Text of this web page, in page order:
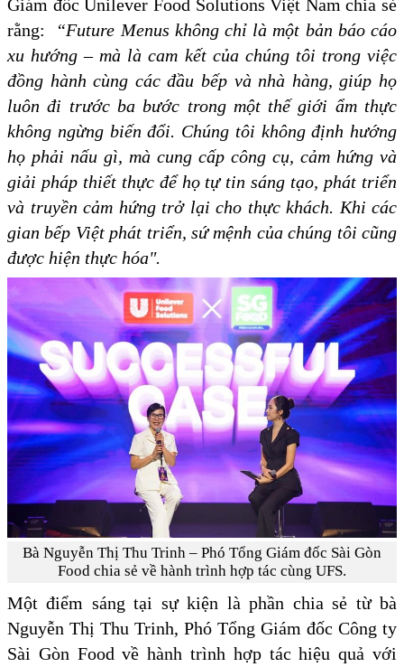
Giám đốc Unilever Food Solutions Việt Nam chia sẻ
rằng:
“Future Menus không chỉ là một bản báo cáo
xu hướng – mà là cam kết của chúng tôi trong việc
đồng hành cùng các đầu bếp và nhà hàng, giúp họ
luôn đi trước ba bước trong một thế giới ẩm thực
không ngừng biến đổi. Chúng tôi không định hướng
họ phải nấu gì, mà cung cấp công cụ, cảm hứng và
giải pháp thiết thực để họ tự tin sáng tạo, phát triển
và truyền cảm hứng trở lại cho thực khách. Khi các
gian bếp Việt phát triển, sứ mệnh của chúng tôi cũng
được hiện thực hóa".
Bà Nguyễn Thị Thu Trinh – Phó Tổng Giám đốc Sài Gòn
Food chia sẻ về hành trình hợp tác cùng UFS.
Một điểm sáng tại sự kiện là phần chia sẻ từ bà
Nguyễn Thị Thu Trinh, Phó Tổng Giám đốc Công ty
Sài Gòn Food về hành trình hợp tác hiệu quả với